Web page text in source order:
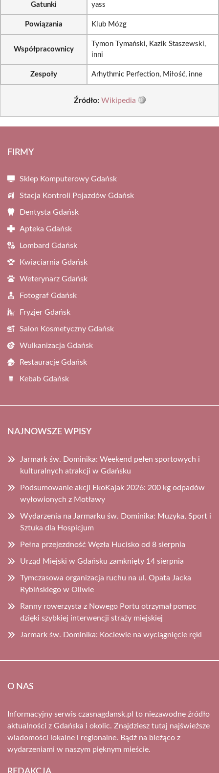
Gatunki yass
Powiązania Klub Mózg
Współpracownicy
Tymon Tymański, Kazik Staszewski,
inni
Zespoły Arhythmic Perfection, Miłość, inne
Źródło: Wikipedia
FIRMY
Sklep Komputerowy Gdańsk
Stacja Kontroli Pojazdów Gdańsk
Dentysta Gdańsk
Apteka Gdańsk
Lombard Gdańsk
Kwiaciarnia Gdańsk
Weterynarz Gdańsk
Fotograf Gdańsk
Fryzjer Gdańsk
Salon Kosmetyczny Gdańsk
Wulkanizacja Gdańsk
Restauracje Gdańsk
Kebab Gdańsk
NAJNOWSZE WPISY
Jarmark św. Dominika: Weekend pełen sportowych i
kulturalnych atrakcji w Gdańsku
Podsumowanie akcji EkoKajak 2026: 200 kg odpadów
wyłowionych z Motławy
Wydarzenia na Jarmarku św. Dominika: Muzyka, Sport i
Sztuka dla Hospicjum
Pełna przejezdność Węzła Hucisko od 8 sierpnia
Urząd Miejski w Gdańsku zamknięty 14 sierpnia
Tymczasowa organizacja ruchu na ul. Opata Jacka
Rybińskiego w Oliwie
Ranny rowerzysta z Nowego Portu otrzymał pomoc
dzięki szybkiej interwencji straży miejskiej
Jarmark św. Dominika: Kociewie na wyciągnięcie ręki
O NAS
Informacyjny serwis czasnagdansk.pl to niezawodne źródło
aktualności z Gdańska i okolic. Znajdziesz tutaj najświeższe
wiadomości lokalne i regionalne. Bądź na bieżąco z
wydarzeniami w naszym pięknym mieście.